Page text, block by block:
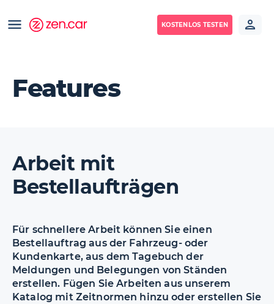
KOSTENLOS TESTEN
Features
Arbeit mit
Bestellaufträgen
Für schnellere Arbeit können Sie einen
Bestellauftrag aus der Fahrzeug- oder
Kundenkarte, aus dem Tagebuch der
Meldungen und Belegungen von Ständen
erstellen. Fügen Sie Arbeiten aus unserem
Katalog mit Zeitnormen hinzu oder erstellen Sie